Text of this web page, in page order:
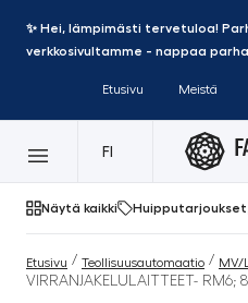
✨ Hei, lämpimästi tervetuloa!
verkkosivultamme - nappaa
Etusivu Meistä
FI
Näytä kaikki Huipputarjoukset
Etusivu / Teollisuusautomaatio / MV/
VIRRANJAKELULAITTEET- RM6;